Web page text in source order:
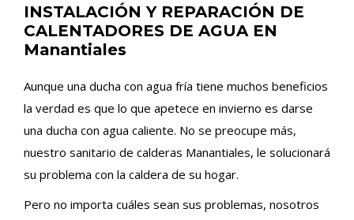
INSTALACIÓN Y REPARACIÓN DE
CALENTADORES DE AGUA EN
Manantiales
Aunque una ducha con agua fría tiene muchos beneficios
la verdad es que lo que apetece en invierno es darse
una ducha con agua caliente. No se preocupe más,
nuestro sanitario de calderas Manantiales, le solucionará
su problema con la caldera de su hogar.
Pero no importa cuáles sean sus problemas, nosotros